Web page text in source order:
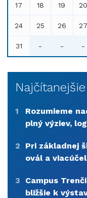
17 18 19 20
24 25 26 27
31 - - -
1
Rozumieme
plný výziev,
2
Pri základnej
ovál a
3
Campus
bližšie k